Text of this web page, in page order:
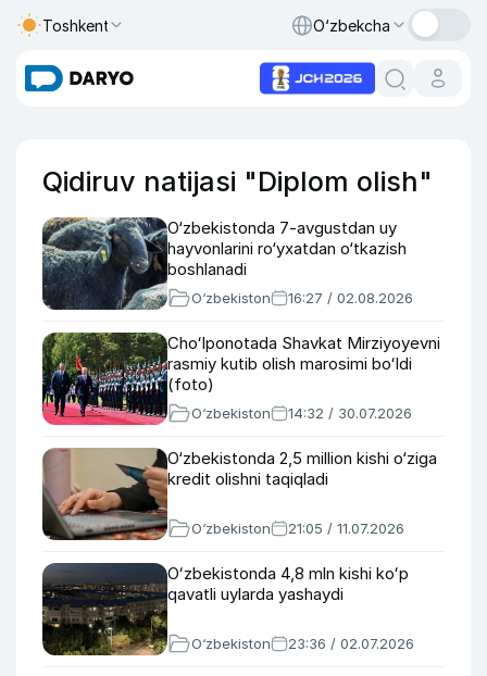
Toshkent O‘zbekcha
Qidiruv natijasi "Diplom olish"
O‘zbekistonda 7-avgustdan uy
hayvonlarini ro‘yxatdan o‘tkazish
boshlanadi
O‘zbekiston 16:27 / 02.08.2026
Choʻlponotada Shavkat Mirziyoyevni
rasmiy kutib olish marosimi boʻldi
(foto)
O‘zbekiston 14:32 / 30.07.2026
O‘zbekistonda 2,5 million kishi o‘ziga
kredit olishni taqiqladi
O‘zbekiston 21:05 / 11.07.2026
Oʻzbekistonda 4,8 mln kishi koʻp
qavatli uylarda yashaydi
O‘zbekiston 23:36 / 02.07.2026